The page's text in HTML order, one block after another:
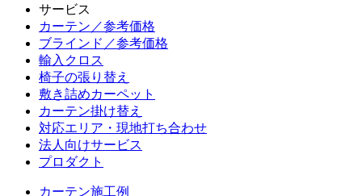
サービス
カーテン／参考価格
ブラインド／参考価格
輸入クロス
椅子の張り替え
敷き詰めカーペット
カーテン掛け替え
対応エリア・現地打ち合わせ
法人向けサービス
プロダクト
カーテン施工例